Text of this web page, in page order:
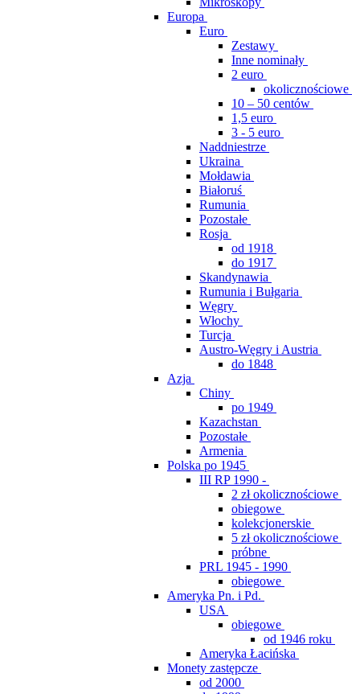
Europa
Euro
Zestawy
Inne nominały
2 euro
okolicznościowe
10 – 50 centów
1,5 euro
3 - 5 euro
Naddniestrze
Ukraina
Mołdawia
Białoruś
Rumunia
Pozostałe
Rosja
od 1918
do 1917
Skandynawia
Rumunia i Bułgaria
Węgry
Włochy
Turcja
Austro-Węgry i Austria
do 1848
Azja
Chiny
po 1949
Kazachstan
Pozostałe
Armenia
Polska po 1945
III RP 1990 -
2 zł okolicznościowe
obiegowe
kolekcjonerskie
5 zł okolicznościowe
próbne
PRL 1945 - 1990
obiegowe
Ameryka Pn. i Pd.
USA
obiegowe
od 1946 roku
Ameryka Łacińska
Monety zastępcze
od 2000